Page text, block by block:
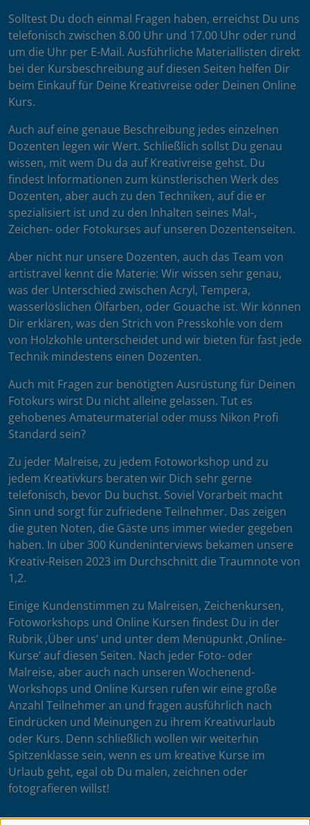
Solltest Du doch einmal Fragen haben, erreichst Du uns
telefonisch zwischen 8.00 Uhr und 17.00 Uhr oder rund
um die Uhr per E-Mail. Ausführliche Materiallisten direkt
bei der Kursbeschreibung auf diesen Seiten helfen Dir
beim Einkauf für Deine Kreativreise oder Deinen Online
Kurs.
Auch auf eine genaue Beschreibung jedes einzelnen
Dozenten legen wir Wert. Schließlich sollst Du genau
wissen, mit wem Du da auf Kreativreise gehst. Du
findest Informationen zum künstlerischen Werk des
Dozenten, aber auch zu den Techniken, auf die er
spezialisiert ist und zu den Inhalten seines Mal-,
Zeichen- oder Fotokurses auf unseren Dozentenseiten.
Aber nicht nur unsere Dozenten, auch das Team von
artistravel kennt die Materie: Wir wissen sehr genau,
was der Unterschied zwischen Acryl, Tempera,
wasserlöslichen Ölfarben, oder Gouache ist. Wir können
Dir erklären, was den Strich von Presskohle von dem
von Holzkohle unterscheidet und wir bieten für fast jede
Technik mindestens einen Dozenten.
Auch mit Fragen zur benötigten Ausrüstung für Deinen
Fotokurs wirst Du nicht alleine gelassen. Tut es
gehobenes Amateurmaterial oder muss Nikon Profi
Standard sein?
Zu jeder Malreise, zu jedem Fotoworkshop und zu
jedem Kreativkurs beraten wir Dich sehr gerne
telefonisch, bevor Du buchst. Soviel Vorarbeit macht
Sinn und sorgt für zufriedene Teilnehmer. Das zeigen
die guten Noten, die Gäste uns immer wieder gegeben
haben. In über 300 Kundeninterviews bekamen unsere
Kreativ-Reisen 2023 im Durchschnitt die Traumnote von
1,2.
Einige Kundenstimmen zu Malreisen, Zeichenkursen,
Fotoworkshops und Online Kursen findest Du in der
Rubrik ‚Über uns’ und unter dem Menüpunkt ‚Online-
Kurse’ auf diesen Seiten. Nach jeder Foto- oder
Malreise, aber auch nach unseren Wochenend-
Workshops und Online Kursen rufen wir eine große
Anzahl Teilnehmer an und fragen ausführlich nach
Eindrücken und Meinungen zu ihrem Kreativurlaub
oder Kurs. Denn schließlich wollen wir weiterhin
Spitzenklasse sein, wenn es um kreative Kurse im
Urlaub geht, egal ob Du malen, zeichnen oder
fotografieren willst!